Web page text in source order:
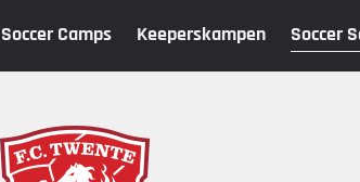
Soccer Camps Keeperskampen Soccer